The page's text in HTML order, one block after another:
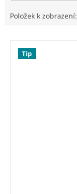
Položek k zobrazení:
V
Tip